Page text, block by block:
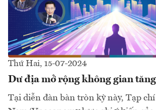
Thứ Hai, 15-07-2024
Dư địa mở rộng không gian
Tại diễn đàn bàn tròn kỳ này, Tạp